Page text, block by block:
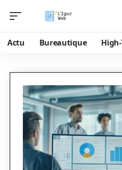
Actu Bureautique